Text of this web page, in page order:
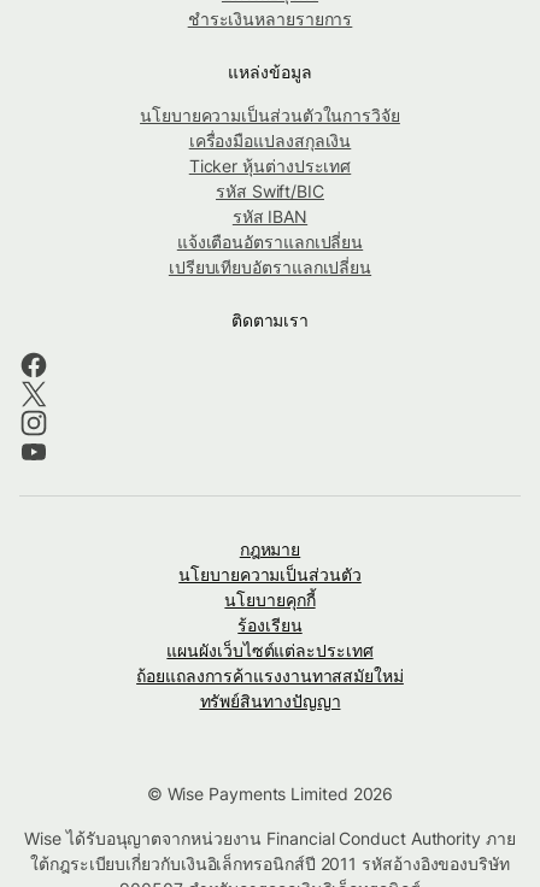
ชำระเงินหลายรายการ
แหล่งข้อมูล
นโยบายความเป็นส่วนตัวในการวิจัย
เครื่องมือแปลงสกุลเงิน
Ticker หุ้นต่างประเทศ
รหัส Swift/BIC
รหัส IBAN
แจ้งเตือนอัตราแลกเปลี่ยน
เปรียบเทียบอัตราแลกเปลี่ยน
ติดตามเรา
กฎหมาย
นโยบายความเป็นส่วนตัว
นโยบายคุกกี้
ร้องเรียน
แผนผังเว็บไซต์แต่ละประเทศ
ถ้อยแถลงการค้าแรงงานทาสสมัยใหม่
ทรัพย์สินทางปัญญา
© Wise Payments Limited 2026
Wise ได้รับอนุญาตจากหน่วยงาน Financial Conduct Authority ภาย
ใต้กฎระเบียบเกี่ยวกับเงินอิเล็กทรอนิกส์ปี 2011 รหัสอ้างอิงของบริษัท